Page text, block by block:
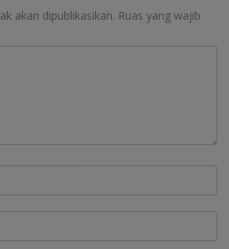
akan dipublikasikan. Ruas yang wajib